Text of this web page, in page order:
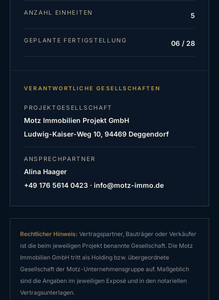
ANZAHL EINHEITEN 5
GEPLANTE FERTIGSTELLUNG 06 / 28
VERANTWORTLICHE GESELLSCHAFTEN
PROJEKTGESELLSCHAFT
Motz Immobilien Projekt GmbH
Ludwig-Kaiser-Weg 10, 94469 Deggendorf
ANSPRECHPARTNER
Alina Haager
+49 176 5614 0423 · info@motz-immo.de
Rechtlicher Hinweis: Vertragspartner, Bauträger oder Verkäufer
ist die beim jeweiligen Projekt benannte Gesellschaft. Die Motz
Immobilien GmbH tritt als Holding bzw. übergeordnete
Gesellschaft der Motz-Unternehmensgruppe auf. Maßgeblich
sind die Angaben im jeweiligen Exposé und in den notariellen
Vertragsunterlagen.